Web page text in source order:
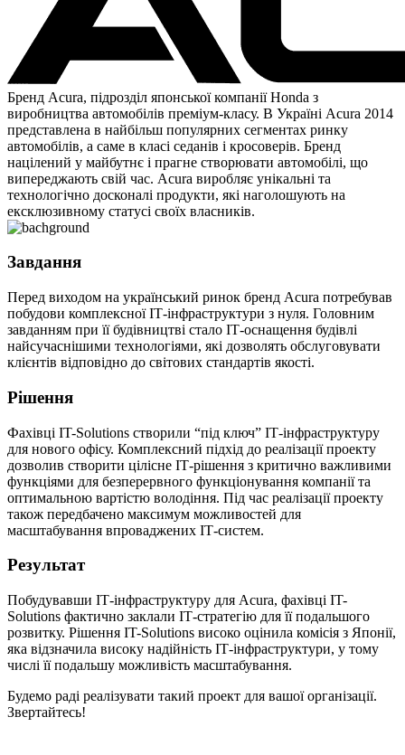
Бренд Acura, підрозділ японської компанії Honda з
виробництва автомобілів преміум-класу. В Україні Acura 2014
представлена в найбільш популярних сегментах ринку
автомобілів, а саме в класі седанів і кросоверів. Бренд
націлений у майбутнє і прагне створювати автомобілі, що
випереджають свій час. Acura виробляє унікальні та
технологічно досконалі продукти, які наголошують на
ексклюзивному статусі своїх власників.
Завдання
Перед виходом на український ринок бренд Acura потребував
побудови комплексної ІТ-інфраструктури з нуля. Головним
завданням при її будівництві стало ІТ-оснащення будівлі
найсучаснішими технологіями, які дозволять обслуговувати
клієнтів відповідно до світових стандартів якості.
Рішення
Фахівці IT-Solutions створили “під ключ” ІТ-інфраструктуру
для нового офісу. Комплексний підхід до реалізації проекту
дозволив створити цілісне ІТ-рішення з критично важливими
функціями для безперервного функціонування компанії та
оптимальною вартістю володіння. Під час реалізації проекту
також передбачено максимум можливостей для
масштабування впроваджених ІТ-систем.
Результат
Побудувавши ІТ-інфраструктуру для Acura, фахівці IT-
Solutions фактично заклали ІТ-стратегію для її подальшого
розвитку. Рішення IT-Solutions високо оцінила комісія з Японії,
яка відзначила високу надійність ІТ-інфраструктури, у тому
числі її подальшу можливість масштабування.
Будемо раді реалізувати такий проект для вашої організації.
Звертайтесь!